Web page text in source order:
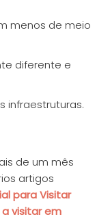
menos de meio
diferente e
infraestruturas.
de um mês
artigos
para Visitar
visitar em